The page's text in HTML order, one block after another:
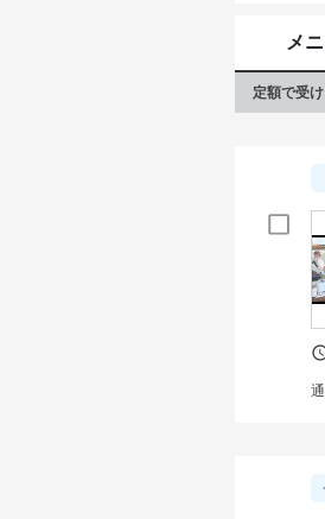
メ
定額で受